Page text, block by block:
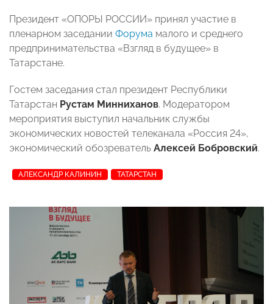
Президент «ОПОРЫ РОССИИ» принял участие в
пленарном заседании Форума малого и среднего
предпринимательства «Взгляд в будущее» в
Татарстане.
Гостем заседания стал президент Республики
Татарстан Рустам Минниханов. Модератором
мероприятия выступил начальник службы
экономических новостей телеканала «Россия 24»,
экономический обозреватель Алексей Бобровский.
АЛЕКСАНДР КАЛИНИН ТАТАРСТАН